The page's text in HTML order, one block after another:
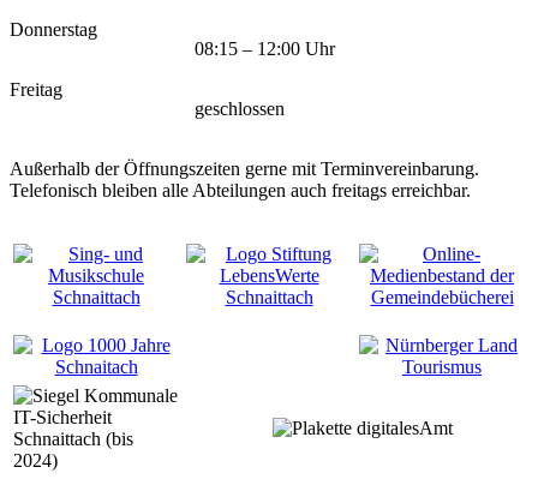
Donnerstag
08:15 – 12:00 Uhr
Freitag
geschlossen
Außerhalb der Öffnungszeiten gerne mit Terminvereinbarung.
Telefonisch bleiben alle Abteilungen auch freitags erreichbar.